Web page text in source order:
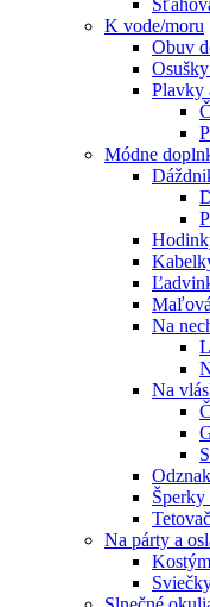
K vode/moru
Obuv
Plavky
Módne
Na
Na
Šperky
Na párty a